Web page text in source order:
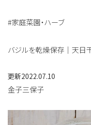
#家庭菜園・ハーブ
バジルを乾燥保存｜天日干
更新2022.07.10
金子三保子